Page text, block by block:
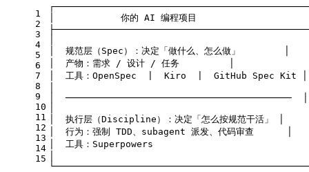
1
2
3
4
5
6
7
8
9
10
11
12
13
14
15
│            你的 AI 编程项目
│  规范层（Spec）：决定「做什么、怎么做」        │
│  产物：需求 / 设计 / 任务         │
│  工具：OpenSpec  |  Kiro  |  GitHub Spec Kit │
│  ─────────────────────────────────────────  │
│  执行层（Discipline）：决定「怎么按规范干活」 │
│  行为：强制 TDD、subagent 派发、代码审查      │
│  工具：Superpowers